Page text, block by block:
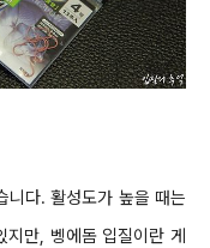
니다.활성도가 높을 때는
지만, 벵에돔 입질이란 게